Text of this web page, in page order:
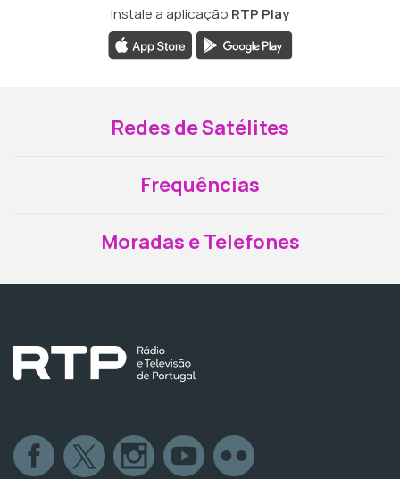
Instale a aplicação RTP Play
Redes de Satélites
Frequências
Moradas e Telefones